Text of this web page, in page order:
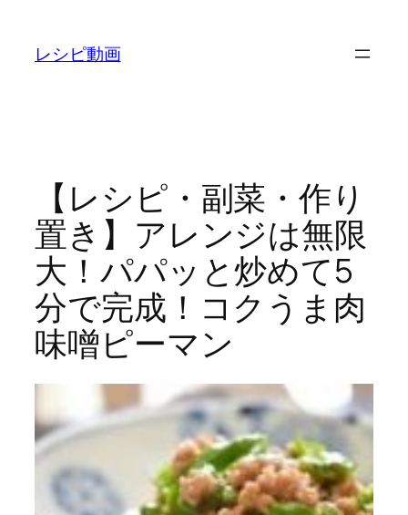
レシピ動画
【レシピ・副菜・作り
置き】アレンジは無限
大！パパッと炒めて5
分で完成！コクうま肉
味噌ピーマン